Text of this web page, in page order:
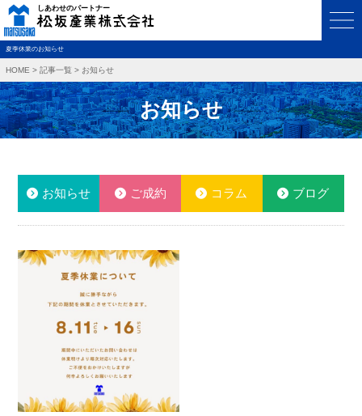
夏季休業のお知らせ
HOME > 記事一覧 > お知らせ
お知らせ
お知らせ ご成約 コラム ブログ